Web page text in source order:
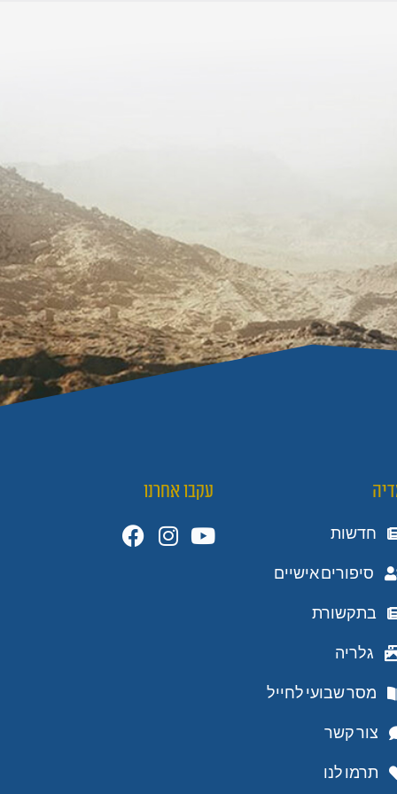
חדשות
סיפורים אישיים
בתקשורת
גלריה
מסר שבועי לחייל
צור קשר
תרמו לנו
עקבו אחרנו